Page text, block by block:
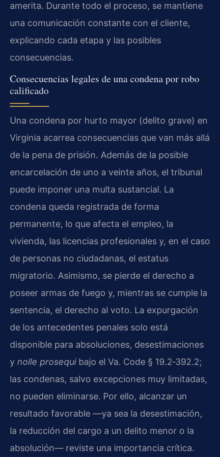
amerita. Durante todo el proceso, se mantiene
una comunicación constante con el cliente,
explicando cada etapa y las posibles
consecuencias.
Consecuencias legales de una condena por robo
calificado
Una condena por hurto mayor (delito grave) en
Virginia acarrea consecuencias que van más allá
de la pena de prisión. Además de la posible
encarcelación de uno a veinte años, el tribunal
puede imponer una multa sustancial. La
condena queda registrada de forma
permanente, lo que afecta el empleo, la
vivienda, las licencias profesionales y, en el caso
de personas no ciudadanas, el estatus
migratorio. Asimismo, se pierde el derecho a
poseer armas de fuego y, mientras se cumple la
sentencia, el derecho al voto. La expurgación
de los antecedentes penales solo está
disponible para absoluciones, desestimaciones
y nolle prosequibajo el Va. Code § 19.2‑392.2;
las condenas, salvo excepciones muy limitadas,
no pueden eliminarse. Por ello, alcanzar un
resultado favorable —ya sea la desestimación,
la reducción del cargo a un delito menor o la
absolución— reviste una importancia crítica.